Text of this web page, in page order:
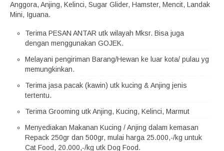
Anggora, Anjing, Kelinci, Sugar Glider, Hamster, Mencit, Landak
Mini, Iguana.
Terima PESAN ANTAR utk wilayah Mksr. Bisa juga
dengan menggunakan GOJEK.
Melayani pengiriman Barang/Hewan ke luar kota/ pulau yg
memungkinkan.
Terima jasa pacak (kawin) utk kucing & Anjing jenis
tertentu.
Terima Grooming utk Anjing, Kucing, Kelinci, Marmut
Menyediakan Makanan Kucing / Anjing dalam kemasan
Repack 250gr dan 500gr, mulai harga 25.000,-/kg untuk
Cat Food, 20.000,-/kg utk Dog Food.